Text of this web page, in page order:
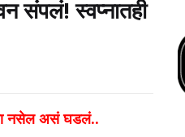
संपलं! स्वप्नातही
नसेल असं घडलं..